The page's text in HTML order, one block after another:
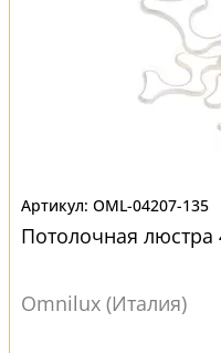
OML-04207-135
Потолочная люстра
Omnilux (Италия)